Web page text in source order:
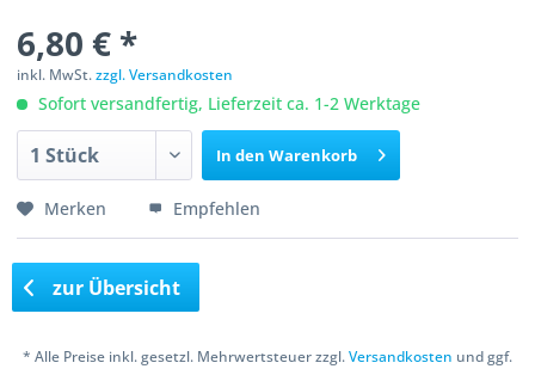
6,80 € *
inkl. MwSt.zzgl. Versandkosten
Sofort versandfertig, Lieferzeit ca. 1-2 Werktage
In den Warenkorb
Merken Empfehlen
zur Übersicht
* Alle Preise inkl. gesetzl. Mehrwertsteuer zzgl.Versandkosten und ggf.